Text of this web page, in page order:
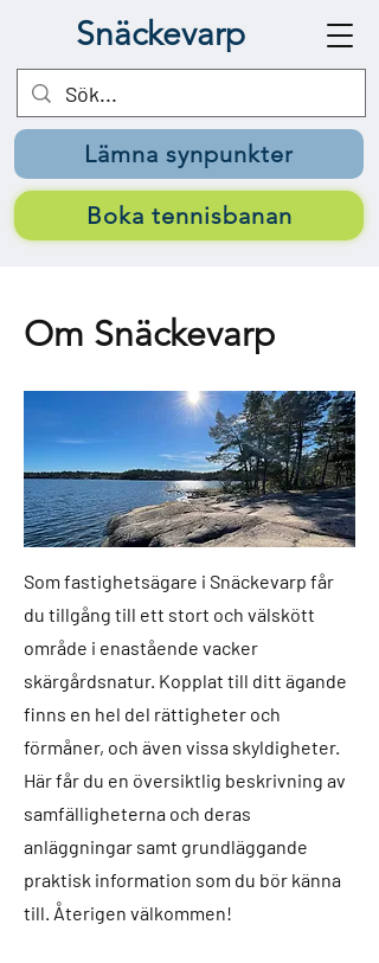
Snäckevarp
Lämna synpunkter
Boka tennisbanan
Om Snäckevarp
Som fastighetsägare i Snäckevarp får
du tillgång till ett stort och välskött
område i enastående vacker
skärgårdsnatur. Kopplat till ditt ägande
finns en hel del rättigheter och
förmåner, och även vissa skyldigheter.
Här får du en översiktlig beskrivning av
samfälligheterna och deras
anläggningar samt grundläggande
praktisk information som du bör känna
till. Återigen välkommen!